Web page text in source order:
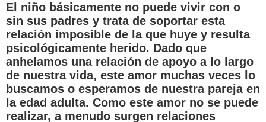
El niño básicamente no puede vivir con o
sin sus padres y trata de soportar esta
relación imposible de la que huye y resulta
psicológicamente herido. Dado que
anhelamos una relación de apoyo a lo largo
de nuestra vida, este amor muchas veces lo
buscamos o esperamos de nuestra pareja en
la edad adulta. Como este amor no se puede
realizar, a menudo surgen relaciones